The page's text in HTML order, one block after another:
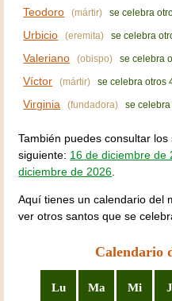
Teodoro (mártir) se celebra
Urbicio (eremita) se celebra
Valeriano (obispo) se celebra
Víctor (mártir) se celebra otros
Virginia (fundadora) se
También puedes consultar
siguiente: 16 de diciembre de
diciembre de 2026.
Aquí tienes un calendario del
ver otros santos que se
Calendario
Lu Ma Mi